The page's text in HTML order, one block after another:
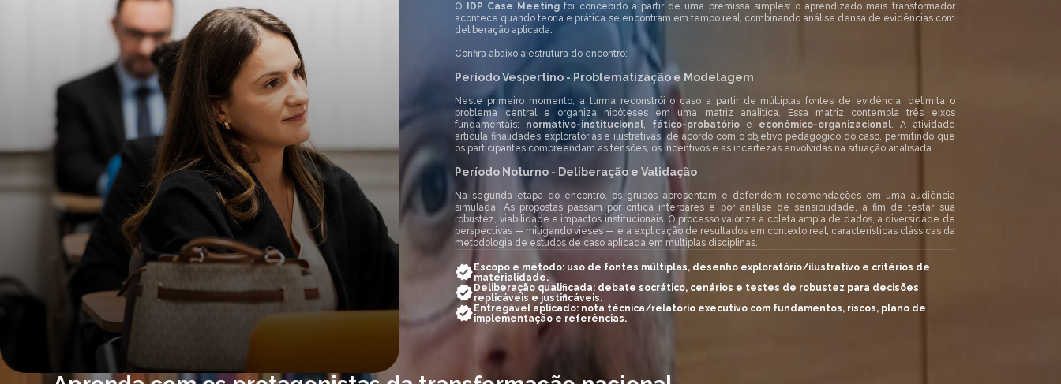
O IDP Case Meeting foi concebido a partir de uma premissa simples: o aprendizado mais transformador
acontece quando teoria e prática se encontram em tempo real, combinando análise densa de evidências com
deliberação aplicada.
Confira abaixo a estrutura do encontro:
Período Vespertino - Problematização e Modelagem
Neste primeiro momento, a turma reconstrói o caso a partir de múltiplas fontes de evidência, delimita o
problema central e organiza hipóteses em uma matriz analítica. Essa matriz contempla três eixos
fundamentais: normativo-institucional, fático-probatório e econômico-organizacional. A atividade
articula finalidades exploratórias e ilustrativas, de acordo com o objetivo pedagógico do caso, permitindo que
os participantes compreendam as tensões, os incentivos e as incertezas envolvidas na situação analisada.
Período Noturno - Deliberação e Validação
Na segunda etapa do encontro, os grupos apresentam e defendem recomendações em uma audiência
simulada. As propostas passam por crítica interpares e por análise de sensibilidade, a fim de testar sua
robustez, viabilidade e impactos institucionais. O processo valoriza a coleta ampla de dados, a diversidade de
perspectivas — mitigando vieses — e a explicação de resultados em contexto real, características clássicas da
metodologia de estudos de caso aplicada em múltiplas disciplinas.
Escopo e método: uso de fontes múltiplas, desenho exploratório/ilustrativo e critérios de
materialidade.
Deliberação qualificada: debate socrático, cenários e testes de robustez para decisões
replicáveis e justificáveis.
Entregável aplicado: nota técnica/relatório executivo com fundamentos, riscos, plano de
implementação e referências.